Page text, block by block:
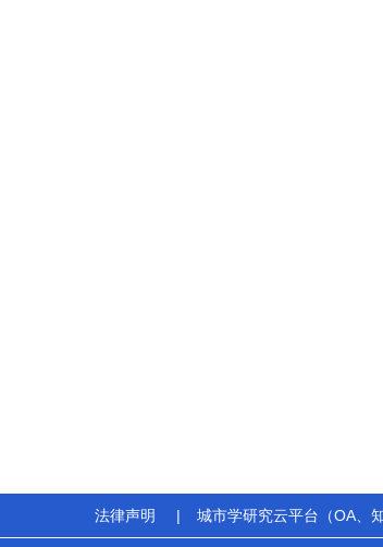
法律声明 | 城市学研究云平台（OA、